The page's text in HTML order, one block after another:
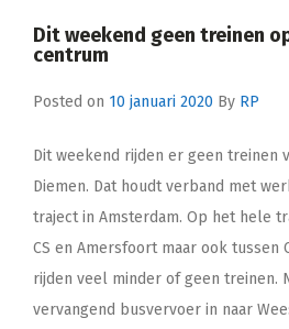
Dit weekend geen treinen
centrum
Posted on 10 januari 2020 By RP
Dit weekend rijden er geen treinen
Diemen. Dat houdt verband met
traject in Amsterdam. Op het hele
CS en Amersfoort maar ook tussen
rijden veel minder of geen treinen.
vervangend busvervoer in naar